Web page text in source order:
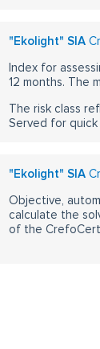
"Ekolight" SIA
Index for
12 months. The
The risk class
Served for quick
"Ekolight" SIA
Objective,
calculate the
of the